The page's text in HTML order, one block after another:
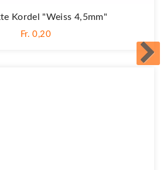
Kordel "Weiss 4,5mm"
Fr. 0,20